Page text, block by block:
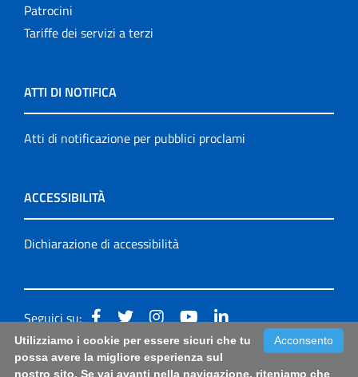
Patrocini
Tariffe dei servizi a terzi
ATTI DI NOTIFICA
Atti di notificazione per pubblici proclami
ACCESSIBILITÀ
Dichiarazione di accessibilità
Seguici su:
Accessibilità: form di segnalazione di prima istanza per
Acconsento
Utilizziamo i cookie per essere sicuri che tu
possa avere la migliore esperienza sul
nostro sito. Se vai avanti nella navigazione, riteniamo che